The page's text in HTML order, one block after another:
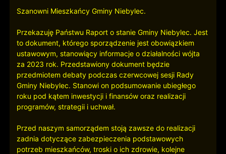
Szanowni Mieszkańcy Gminy Niebylec.
Przekazuję Państwu Raport o stanie Gminy Niebylec. Jest
to dokument, którego sporządzenie jest obowiązkiem
ustawowym, stanowiący informacje o działalności wójta
za 2023 rok. Przedstawiony dokument będzie
przedmiotem debaty podczas czerwcowej sesji Rady
Gminy Niebylec. Stanowi on podsumowanie ubiegłego
roku pod kątem inwestycji i finansów oraz realizacji
programów, strategii i uchwał.
Przed naszym samorządem stoją zawsze do realizacji
zadnia dotyczące zabezpieczenia podstawowych
potrzeb mieszkańców, troski o ich zdrowie, kolejne